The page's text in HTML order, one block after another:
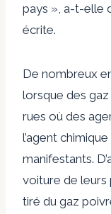
pays », a-t-elle
écrite.
De nombreux
lorsque des
rues où des
l’agent
manifestants.
voiture de leurs
tiré du gaz